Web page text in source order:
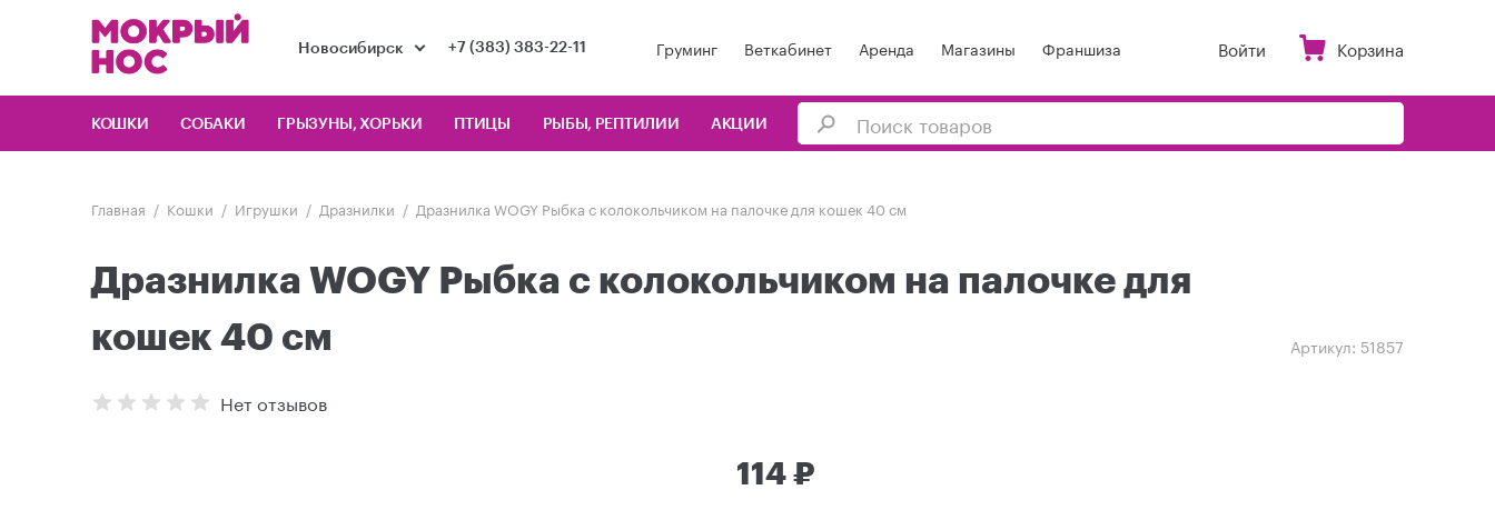
Новосибирск +7 (383) 383-22-11 Груминг Веткабинет Аренда Магазины Франшиза Войти Корзина
КОШКИ СОБАКИ ГРЫЗУНЫ, ХОРЬКИ ПТИЦЫ РЫБЫ, РЕПТИЛИИ АКЦИИ
Главная Кошки Игрушки Дразнилки Дразнилка WOGY Рыбка с колокольчиком на палочке для кошек 40 см
Дразнилка WOGY Рыбка с колокольчиком на палочке для
кошек 40 см
Артикул: 51857
Нет отзывов
114 ₽